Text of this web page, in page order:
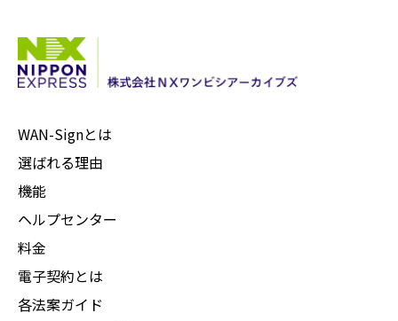
WAN-Signとは
選ばれる理由
機能
ヘルプセンター
料金
電子契約とは
各法案ガイド